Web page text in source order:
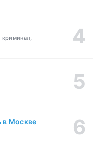
криминал,
в Москве